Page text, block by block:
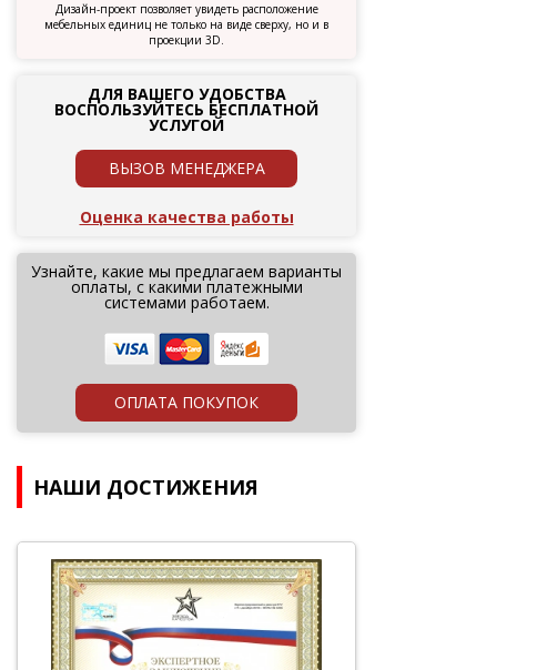
Дизайн-проект позволяет увидеть расположение
мебельных единиц не только на виде сверху, но и в
проекции 3D.
ДЛЯ ВАШЕГО УДОБСТВА
ВОСПОЛЬЗУЙТЕСЬ БЕСПЛАТНОЙ
УСЛУГОЙ
ВЫЗОВ МЕНЕДЖЕРА
Оценка качества работы
Узнайте, какие мы предлагаем варианты
оплаты, с какими платежными
системами работаем.
ОПЛАТА ПОКУПОК
НАШИ ДОСТИЖЕНИЯ